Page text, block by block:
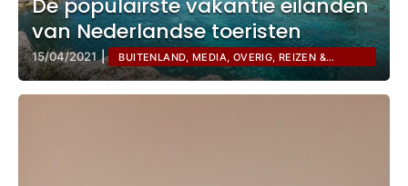
De populairste vakantie eilanden
van Nederlandse toeristen
15/04/2021 |
BUITENLAND, MEDIA, OVERIG, REIZEN &
VAKANTIE